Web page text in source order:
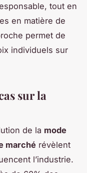
tout en
en matière de
permet de
individuels sur
sur la
de la mode
marché révèlent
l’industrie.